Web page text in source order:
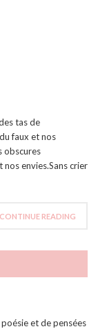
tas de
faux et nos
obscures
envies.Sans crier
CONTINUE READING
et de pensées